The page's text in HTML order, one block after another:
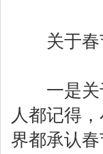
关于春
一是关于
人都记得
界都承认